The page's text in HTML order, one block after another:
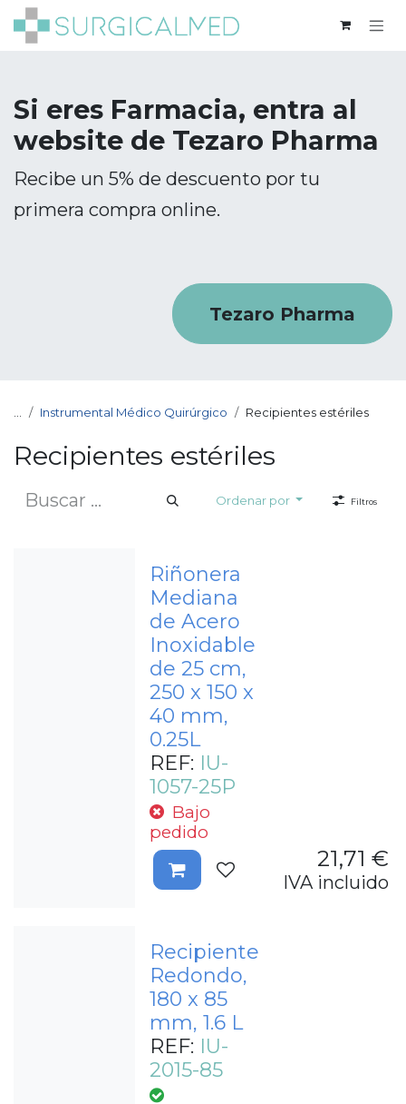
Ir al contenido
Si eres Farmacia, entra al
website de Tezaro Pharma
Recibe un 5% de descuento por tu
primera compra online.
Tezaro Pharma
Instrumental Médico Quirúrgico Recipientes estériles
Recipientes estériles
Ordenar por Filtros
Riñonera
Mediana
de Acero
Inoxidable
de 25 cm,
250 x 150 x
40 mm,
0.25L
REF: IU-
1057-25P
Bajo
pedido
21,71 €
IVA incluido
Recipiente
Redondo,
180 x 85
mm, 1.6 L
REF: IU-
2015-85